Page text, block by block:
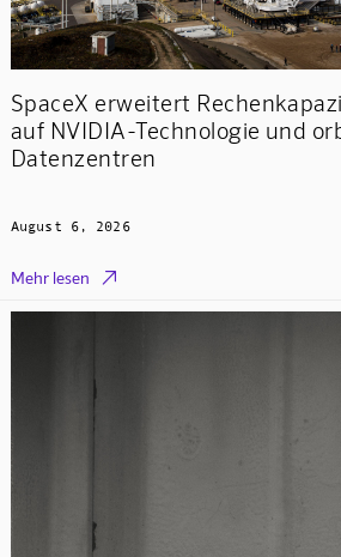
SpaceX erweitert
auf NVIDIA-Technologie und
Datenzentren
August 6, 2026
Mehr lesen 